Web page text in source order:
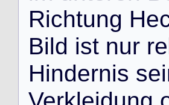
Richtung He
Bild ist nur re
Hindernis sei